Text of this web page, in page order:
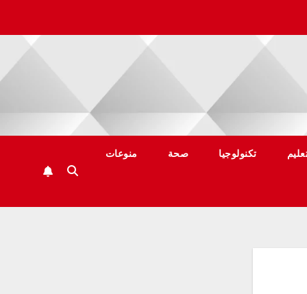
تكنولوجيا صحة منوعات